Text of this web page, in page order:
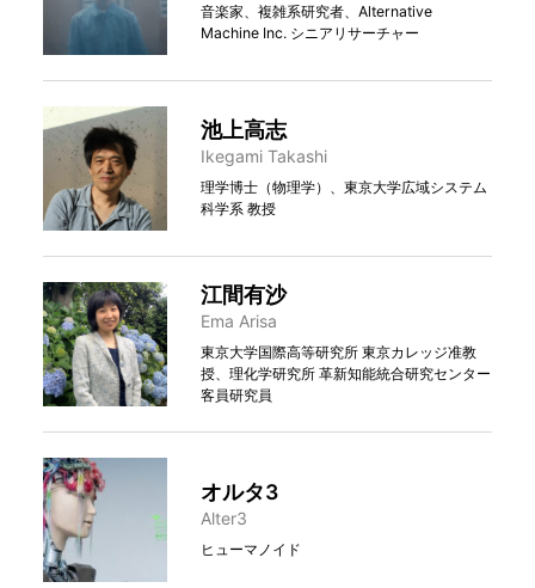
音楽家、複雑系研究者、Alternative
Machine Inc. シニアリサーチャー
池上高志
Ikegami Takashi
理学博士（物理学）、東京大学広域システム
科学系 教授
江間有沙
Ema Arisa
東京大学国際高等研究所 東京カレッジ准教
授、理化学研究所 革新知能統合研究センター
客員研究員
オルタ3
Alter3
ヒューマノイド